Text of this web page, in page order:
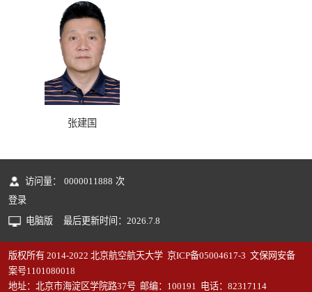
张建国
访问量： 0000011888 次
登录
电脑版
最后更新时间： 2026 7 8
版权所有 2014-2022 北京航空航天大学 京ICP备05004617-3 文保网安备
案号1101080018
地址：北京市海淀区学院路37号 邮编：100191 电话：82317114